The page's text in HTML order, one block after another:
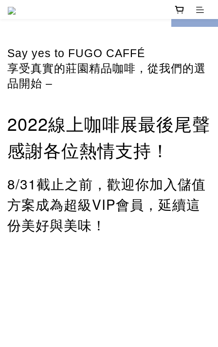
prev
Say yes to FUGO CAFFÉ
享受真實的莊園精品咖啡，從我們的選
品開始 –
2022線上咖啡展最後尾聲
感謝各位熱情支持！
8/31截止之前，歡迎你加入儲值
方案成為超級VIP會員 ，延續這
份美好與美味！